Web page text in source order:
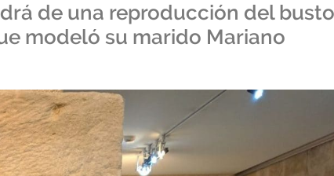
de una reproducción del busto
modeló su marido Mariano